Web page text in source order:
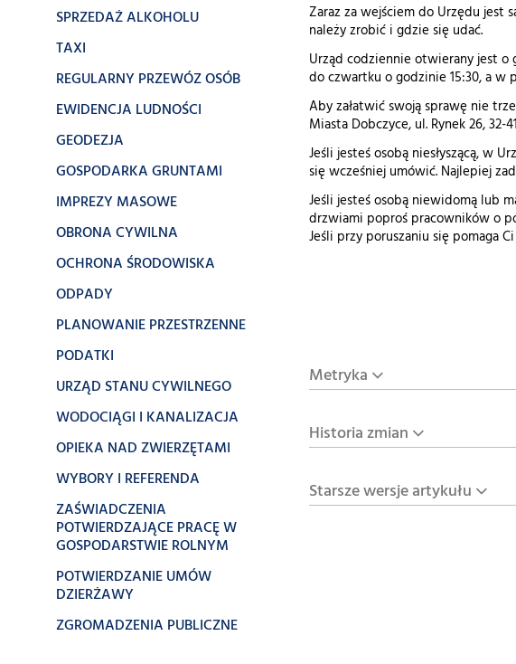
SPRZEDAŻ ALKOHOLU
TAXI
REGULARNY PRZEWÓZ OSÓB
EWIDENCJA LUDNOŚCI
GEODEZJA
GOSPODARKA GRUNTAMI
IMPREZY MASOWE
OBRONA CYWILNA
OCHRONA ŚRODOWISKA
ODPADY
PLANOWANIE PRZESTRZENNE
PODATKI
URZĄD STANU CYWILNEGO
WODOCIĄGI I KANALIZACJA
OPIEKA NAD ZWIERZĘTAMI
WYBORY I REFERENDA
ZAŚWIADCZENIA
POTWIERDZAJĄCE PRACĘ W
GOSPODARSTWIE ROLNYM
POTWIERDZANIE UMÓW
DZIERŻAWY
ZGROMADZENIA PUBLICZNE
Zaraz za wejściem do Urzędu jest
należy zrobić i gdzie się udać.
Urząd codziennie otwierany jest o
do czwartku o godzinie 15:30, a w
Aby załatwić swoją sprawę nie
Miasta Dobczyce, ul. Rynek 26,
Jeśli jesteś osobą niesłyszącą, w
się wcześniej umówić. Najlepiej
Jeśli jesteś osobą niewidomą lub
drzwiami poproś pracowników o
Jeśli przy poruszaniu się pomaga
Metryka
Historia zmian
Starsze wersje artykułu